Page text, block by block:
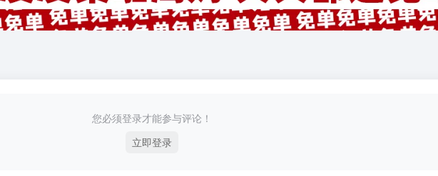
您必须登录才能参与评论！
立即登录